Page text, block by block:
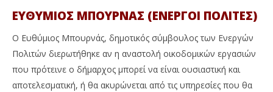
ΕΥΘΥΜΙΟΣ ΜΠΟΥΡΝΑΣ (ΕΝΕΡΓΟΙ ΠΟΛΙΤΕΣ)
Ο Ευθύμιος Μπουρνάς, δημοτικός σύμβουλος των Ενεργών
Πολιτών διερωτήθηκε αν η αναστολή οικοδομικών εργασιών
που πρότεινε ο δήμαρχος μπορεί να είναι ουσιαστική και
αποτελεσματική, ή θα ακυρώνεται από τις υπηρεσίες που θα